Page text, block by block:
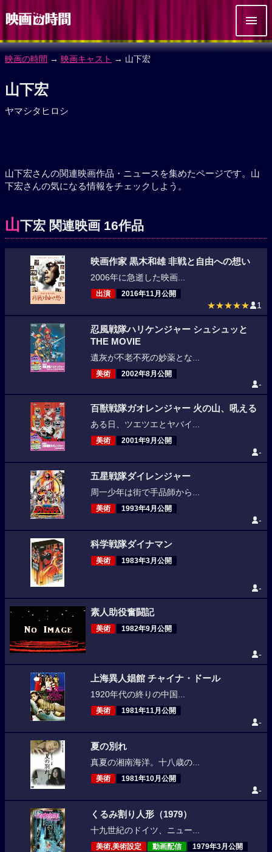
映画の時間 → 映画キャスト → 山下宏
山下宏
ヤマシタヒロシ
山下宏さんの関連映画作品・ニュースを集めたページです。山
下宏さんの気になる情報をチェックしよう。
山下宏 関連映画 16作品
映画作家 黒木和雄 非戦と自由への想い
2006年に急逝した映画...
出演 2016年11月公開
★★★★★ 1
忍風戦隊ハリケンジャー シュシュッと
THE MOVIE
遺灰が不老不死の妙薬とな...
美術 2002年8月公開
-
百獣戦隊ガオレンジャー 火の山、吼える
ある日、ツエツエとヤバイ...
美術 2001年9月公開
-
五星戦隊ダイレンジャー
周一少年は街で手品師から...
美術 1993年4月公開
-
科学戦隊ダイナマン
美術 1983年3月公開
-
素人助役奮闘記
美術 1982年9月公開
-
上海異人娼館 チャイナ・ドール
1920年代の終りの中国...
美術 1981年11月公開
-
夏の別れ
真夏の湘南海洋。十八歳の...
美術 1981年10月公開
-
くるみ割り人形（1979）
十九世紀のドイツ、ニュー...
美術,美術設定 動画配信 1979年3月公開